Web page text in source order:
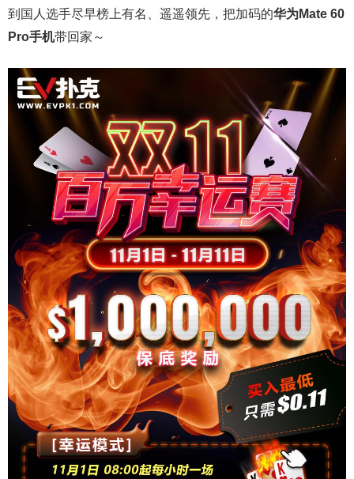
到国人选手尽早榜上有名、遥遥领先，把加码的华为Mate 60
Pro手机带回家～